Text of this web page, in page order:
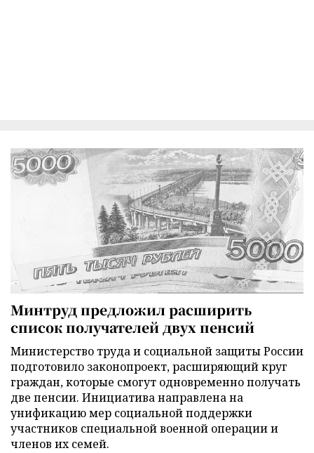
Минтруд предложил расширить
список получателей двух пенсий
Министерство труда и социальной защиты России
подготовило законопроект, расширяющий круг
граждан, которые смогут одновременно получать
две пенсии. Инициатива направлена на
унификацию мер социальной поддержки
участников специальной военной операции и
членов их семей.